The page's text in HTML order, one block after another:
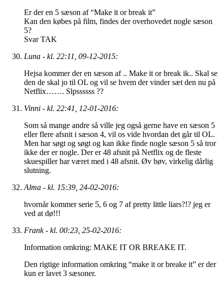
Er der en 5 sæson af “Make it or break it”
Kan den købes på film, findes der overhovedet nogle sæson
5?
Svar TAK
Luna - kl. 22:11, 09-12-2015:
Hejsa kommer der en sæson af .. Make it or break ik.. Skal se
den de skal jo til OL og vil se hvem der vinder sæt den nu på
Netflix……. Slpssssss ??
Vinni - kl. 22:41, 12-01-2016:
Som så mange andre så ville jeg også gerne have en sæson 5
eller flere afsnit i sæson 4, vil os vide hvordan det går til OL.
Men har søgt og søgt og kan ikke finde nogle sæson 5 så tror
ikke der er nogle. Der er 48 afsnit på Netflix og de fleste
skuespiller har været med i 48 afsnit. Øv bøv, virkelig dårlig
slutning.
Alma - kl. 15:39, 24-02-2016:
hvornår kommer serie 5, 6 og 7 af pretty little liars?!? jeg er
ved at dø!!!
Frank - kl. 00:23, 25-02-2016:
Information omkring: MAKE IT OR BREAKE IT.
Den rigtige information omkring “make it or breake it” er der
kun er lavet 3 sæsoner.